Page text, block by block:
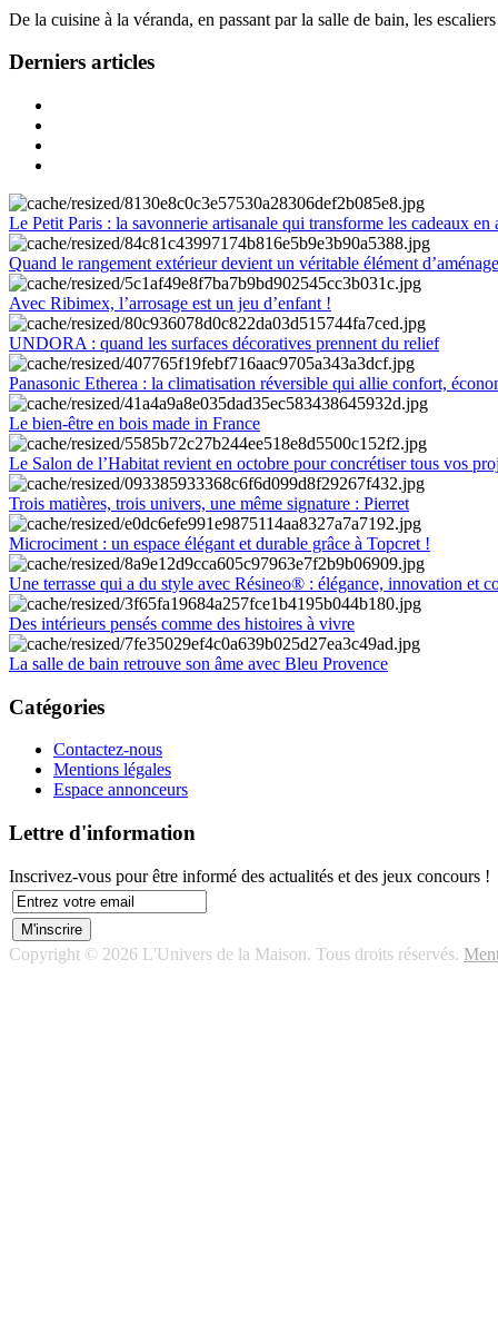
De la cuisine à la véranda, en passant par la salle de bain, les
Derniers articles
Le Petit Paris : la savonnerie artisanale qui transforme les cadeaux en
Quand le rangement extérieur devient un véritable élément
Avec Ribimex, l’arrosage est un jeu d’enfant !
UNDORA : quand les surfaces décoratives prennent du relief
Panasonic Etherea : la climatisation réversible qui allie confort,
Le bien-être en bois made in France
Le Salon de l’Habitat revient en octobre pour concrétiser tous vos
Trois matières, trois univers, une même signature : Pierret
Microciment : un espace élégant et durable grâce à Topcret !
Une terrasse qui a du style avec Résineo® : élégance, innovation et
Des intérieurs pensés comme des histoires à vivre
La salle de bain retrouve son âme avec Bleu Provence
Catégories
Contactez-nous
Mentions légales
Espace annonceurs
Lettre d'information
Inscrivez-vous pour être informé des actualités et des jeux concours !
Copyright © 2026 L'Univers de la Maison. Tous droits réservés.